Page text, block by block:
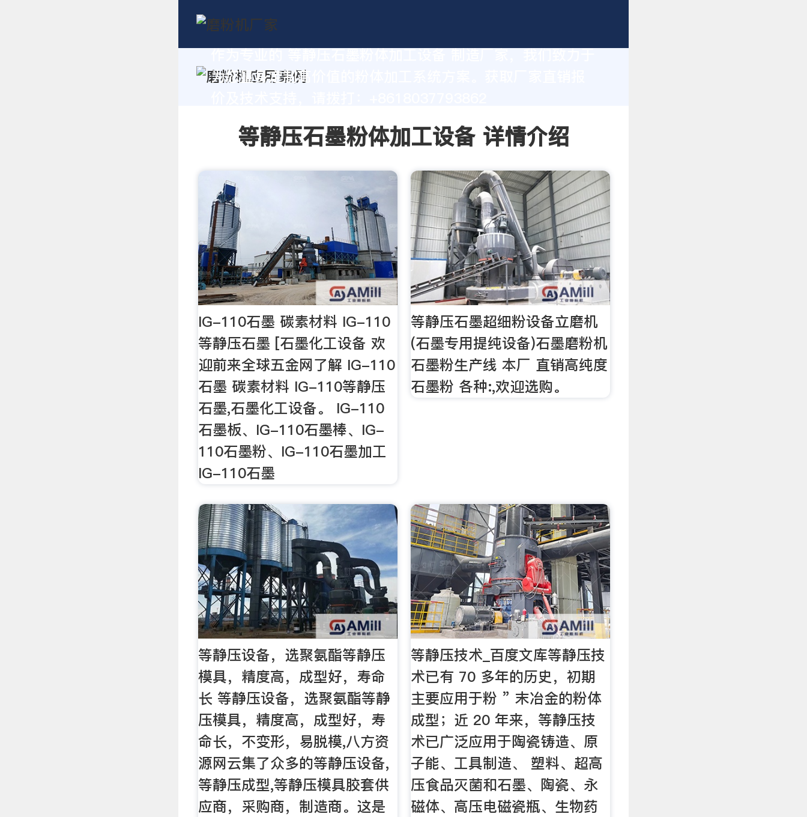
为您量身定制高价值的粉体加工系统方案。获取厂家直销报
等静压石墨粉体加工设备 详情介绍
IG-110石墨 碳素材料 IG-110
等静压石墨 [石墨化工设备 欢
迎前来全球五金网了解 IG-110
石墨 碳素材料 IG-110等静压
石墨,石墨化工设备。 IG-110
石墨板、IG-110石墨棒、IG-
110石墨粉、IG-110石墨加工
IG-110石墨
等静压石墨超细粉设备立磨机
(石墨专用提纯设备)石墨磨粉机
石墨粉生产线 本厂 直销高纯度
石墨粉 各种:,欢迎选购。
等静压设备，选聚氨酯等静压
模具，精度高，成型好，寿命
长 等静压设备，选聚氨酯等静
压模具，精度高，成型好，寿
命长，不变形，易脱模,八方资
源网云集了众多的等静压设备,
等静压成型,等静压模具胶套供
应商，采购商，制造商。这是
等静压技术_百度文库等静压技
术已有 70 多年的历史，初期
主要应用于粉 ” 末冶金的粉体
成型；近 20 年来，等静压技
术已广泛应用于陶瓷铸造、原
子能、工具制造、 塑料、超高
压食品灭菌和石墨、陶瓷、永
磁体、高压电磁瓷瓶、生物药